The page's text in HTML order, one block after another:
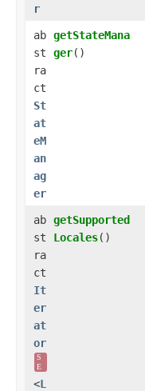
r
ab
st
ra
ct
St
at
eM
an
ag
er
getStateMana
ger()
ab
st
ra
ct
It
er
at
or
S
E
<L
getSupported
Locales()